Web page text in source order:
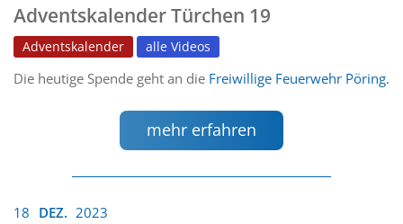
Adventskalender Türchen 19
Adventskalender alle Videos
Die heutige Spende geht an die Freiwillige Feuerwehr Pöring.
mehr erfahren
18 DEZ. 2023